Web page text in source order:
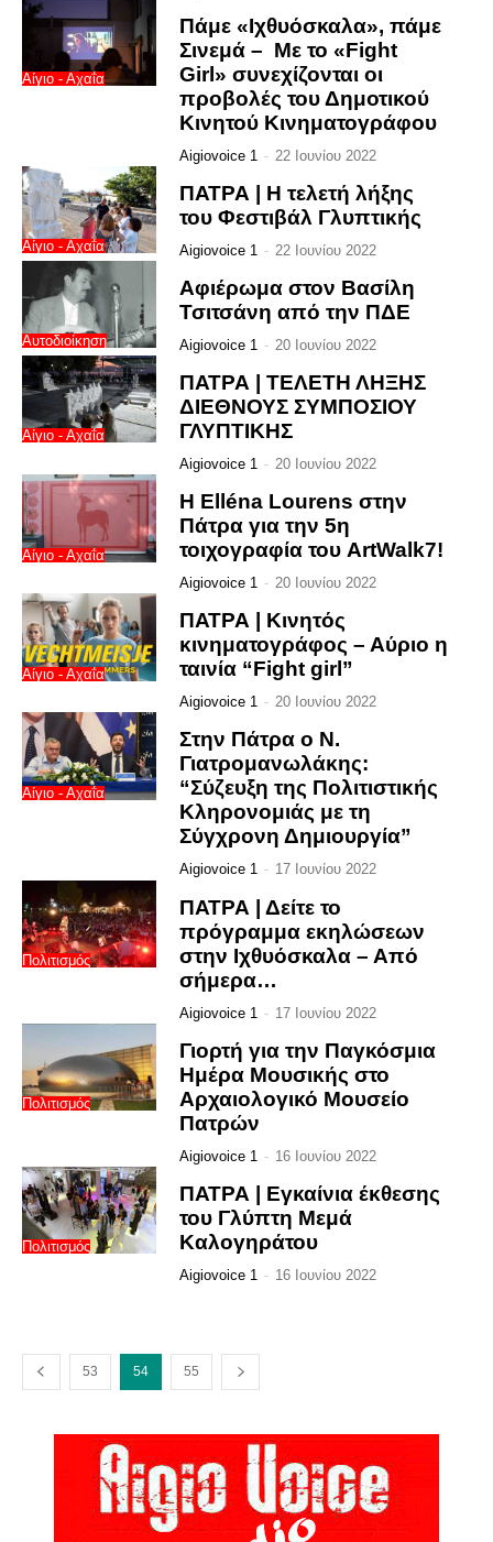
Αίγιο - Αχαΐα
Πάμε «Ιχθυόσκαλα», πάμε
Σινεμά – Με το «Fight
Girl» συνεχίζονται οι
προβολές του Δημοτικού
Κινητού Κινηματογράφου
Aigiovoice 1 - 22 Ιουνίου 2022
Αίγιο - Αχαΐα
ΠΑΤΡΑ | Η τελετή λήξης
του Φεστιβάλ Γλυπτικής
Aigiovoice 1 - 22 Ιουνίου 2022
Αυτοδιοίκηση
Αφιέρωμα στον Βασίλη
Τσιτσάνη από την ΠΔΕ
Aigiovoice 1 - 20 Ιουνίου 2022
Αίγιο - Αχαΐα
ΠΑΤΡΑ | ΤΕΛΕΤΗ ΛΗΞΗΣ
ΔΙΕΘΝΟΥΣ ΣΥΜΠΟΣΙΟΥ
ΓΛΥΠΤΙΚΗΣ
Aigiovoice 1 - 20 Ιουνίου 2022
Αίγιο - Αχαΐα
Η Elléna Lourens στην
Πάτρα για την 5η
τοιχογραφία του ArtWalk7!
Aigiovoice 1 - 20 Ιουνίου 2022
Αίγιο - Αχαΐα
ΠΑΤΡΑ | Κινητός
κινηματογράφος – Αύριο η
ταινία “Fight girl”
Aigiovoice 1 - 20 Ιουνίου 2022
Αίγιο - Αχαΐα
Στην Πάτρα ο Ν.
Γιατρομανωλάκης:
“Σύζευξη της Πολιτιστικής
Κληρονομιάς με τη
Σύγχρονη Δημιουργία”
Aigiovoice 1 - 17 Ιουνίου 2022
Πολιτισμός
ΠΑΤΡΑ | Δείτε το
πρόγραμμα εκηλώσεων
στην Ιχθυόσκαλα – Από
σήμερα…
Aigiovoice 1 - 17 Ιουνίου 2022
Πολιτισμός
Γιορτή για την Παγκόσμια
Ημέρα Μουσικής στο
Αρχαιολογικό Μουσείο
Πατρών
Aigiovoice 1 - 16 Ιουνίου 2022
Πολιτισμός
ΠΑΤΡΑ | Εγκαίνια έκθεσης
του Γλύπτη Μεμά
Καλογηράτου
Aigiovoice 1 - 16 Ιουνίου 2022
53 54 55